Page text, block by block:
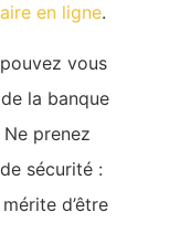
en ligne.
vous
la banque
prenez
sécurité :
d’être